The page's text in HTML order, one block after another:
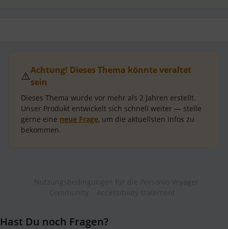
⚠️Achtung! Dieses Thema könnte veraltet
sein
Dieses Thema wurde vor mehr als 2 Jahren erstellt.
Unser Produkt entwickelt sich schnell weiter — stelle
gerne eine neue Frage, um die aktuellsten Infos zu
bekommen.
Hast Du noch Fragen?